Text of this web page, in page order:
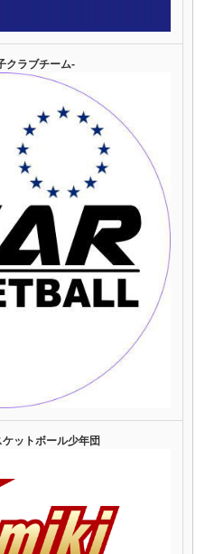
クラブチーム-
ットボール少年団